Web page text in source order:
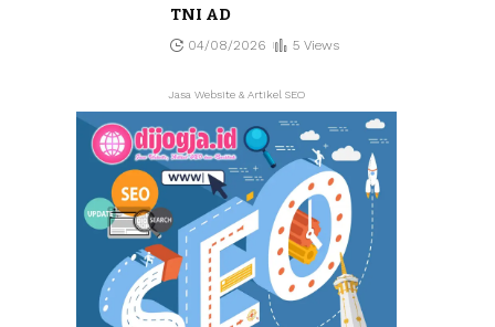
TNI AD
04/08/2026 5 Views
Jasa Website & Artikel SEO